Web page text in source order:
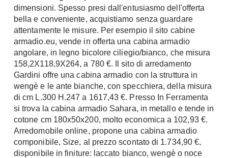
Giardino
Arredo giardino
Tende da sole
Gazebo
Fai da te in giardino
Il fai da te in bagno
Casa fai da te
Bricolage
dimensioni. Spesso presi dall'entusiasmo dell'offerta
bella e conveniente, acquistiamo senza guardare
attentamente le misure. Per esempio il sito cabine
armadio.eu, vende in offerta una cabina armadio
angolare, in legno bicolore ciliegio/bianco, che misura
158,2X118,9X264, a 780 €. Il sito di arredamento
Gardini offre una cabina armadio con la struttura in
wengè e le ante bianche, con specchiera, della misura
di cm L.300 H.247 a 1617,43 €. Presso In Ferramenta
si trova la cabina armadio Sahara, in metallo e tende in
cotone cm 180x50x200, molto economica a 102,93 €.
Arredomobile online, propone una cabina armadio
componibile, Size, al prezzo scontato di 1.734,90 €,
disponibile in finiture: laccato bianco, wengè o noce